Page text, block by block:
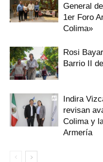
General
1er Foro
Colima»
Rosi
Barrio II
Indira
revisan
Colima y
Armería